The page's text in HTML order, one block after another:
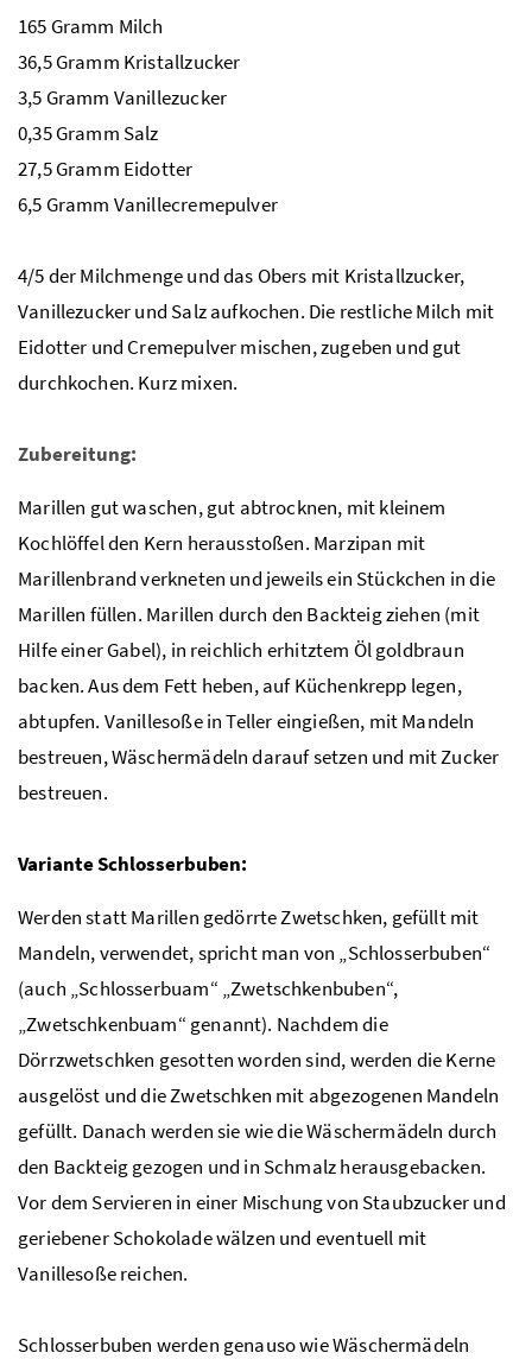
165 Gramm Milch
36,5 Gramm Kristallzucker
3,5 Gramm Vanillezucker
0,35 Gramm Salz
27,5 Gramm Eidotter
6,5 Gramm Vanillecremepulver
4/5 der Milchmenge und das Obers mit Kristallzucker,
Vanillezucker und Salz aufkochen. Die restliche Milch mit
Eidotter und Cremepulver mischen, zugeben und gut
durchkochen. Kurz mixen.
Zubereitung:
Marillen gut waschen, gut abtrocknen, mit kleinem
Kochlöffel den Kern herausstoßen. Marzipan mit
Marillenbrand verkneten und jeweils ein Stückchen in die
Marillen füllen. Marillen durch den Backteig ziehen (mit
Hilfe einer Gabel), in reichlich erhitztem Öl goldbraun
backen. Aus dem Fett heben, auf Küchenkrepp legen,
abtupfen. Vanillesoße in Teller eingießen, mit Mandeln
bestreuen, Wäschermädeln darauf setzen und mit Zucker
bestreuen.
Variante Schlosserbuben:
Werden statt Marillen gedörrte Zwetschken, gefüllt mit
Mandeln, verwendet, spricht man von „Schlosserbuben“
(auch „Schlosserbuam“ „Zwetschkenbuben“,
„Zwetschkenbuam“ genannt). Nachdem die
Dörrzwetschken gesotten worden sind, werden die Kerne
ausgelöst und die Zwetschken mit abgezogenen Mandeln
gefüllt. Danach werden sie wie die Wäschermädeln durch
den Backteig gezogen und in Schmalz herausgebacken.
Vor dem Servieren in einer Mischung von Staubzucker und
geriebener Schokolade wälzen und eventuell mit
Vanillesoße reichen.
Schlosserbuben werden genauso wie Wäschermädeln